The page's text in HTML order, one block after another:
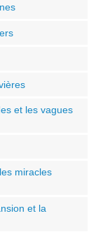
et les vagues
miracles
et la